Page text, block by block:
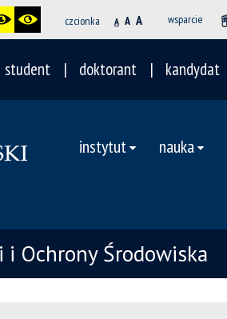
czcionka A A A wsparcie
student doktorant kandydat
instytut nauka
Ochrony Środowiska